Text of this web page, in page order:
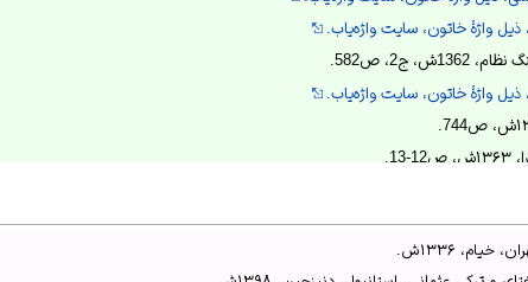
واژۀ خاتون، سایت واژه‌یاب.
ج2، ص582.
واژۀ خاتون، سایت واژه‌یاب.
۱۳۷۳ش، ص۶۶ و ۲۲۰ و ۵۸۱.
۱۳۵۳ش، ص۱۹۱.
۱۳۳۶ش.